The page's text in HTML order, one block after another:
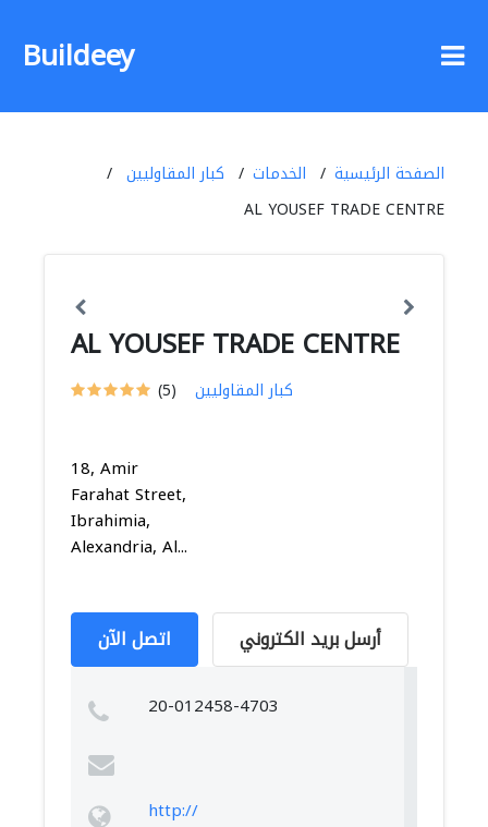
Buildeey
الصفحة الرئيسية الخدمات
كبار المقاوليين
AL YOUSEF TRADE CENTRE
AL YOUSEF TRADE CENTRE
(5) كبار المقاوليين
18, Amir
Farahat Street,
Ibrahimia,
Alexandria, Al...
اتصل الآن أرسل بريد الكتروني
20-012458-4703
http://